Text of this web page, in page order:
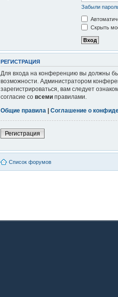
Забыли
Скрыть
РЕГИСТРАЦИЯ
Для входа на конференцию вы должны
возможности. Администратором
зарегистрироваться, вам следует
согласие со всеми правилами.
Общие правила | Соглашение о
Регистрация
Список форумов